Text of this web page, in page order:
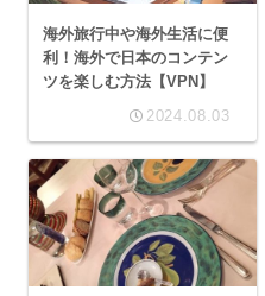
海外旅行中や海外生活に便
利！海外で日本のコンテン
ツを楽しむ方法【VPN】
2024.08.03